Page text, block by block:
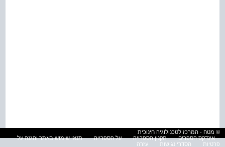
© מטח - המרכז לטכנולוגיה חינוכית
אינדקס הספרים
תקנון הספרייה על הספרייה
תנאי שימוש באתר והגנה על
פרטיות
הסדרי נגישות עזרה